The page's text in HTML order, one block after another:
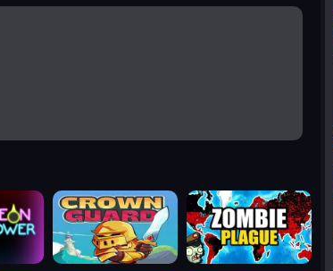
crown guard zombie plague